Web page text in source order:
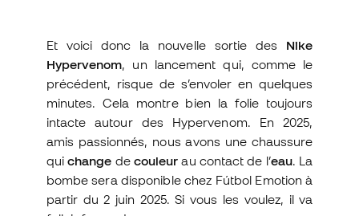
Et voici donc la nouvelle sortie des Nike
Hypervenom, un lancement qui, comme le
précédent, risque de s’envoler en quelques
minutes. Cela montre bien la folie toujours
intacte autour des Hypervenom. En 2025,
amis passionnés, nous avons une chaussure
qui change de couleur au contact de l’eau. La
bombe sera disponible chez Fútbol Emotion à
partir du 2 juin 2025. Si vous les voulez, il va